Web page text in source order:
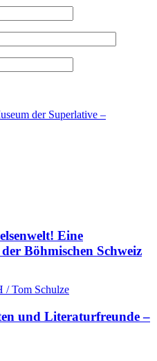
der Superlative –
Eine
Böhmischen Schweiz
und Literaturfreunde –